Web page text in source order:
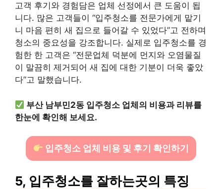
고객 후기와 경험담은 업체 선정에서 큰 도움이 됩
니다. 많은 고객들이 “입주청소를 전문가에게 맡기
니 마음 편히 새 집으로 들어갈 수 있었다”고 전하며
청소의 중요성을 강조합니다. 실제로 입주청소를 경
험한 한 고객은 “전문업체 덕분에 먼지와 오염물질
이 말끔히 제거되어 새 집에 대한 기분이 더욱 좋았
다”고 말했습니다.
부산 남부민2동 입주청소 업체의 비용과 리뷰를
한눈에 확인해 보세요.
입주청소 업체 비용 및 후기 확인하기
5, 입주청소를 잘하는곳의 특징